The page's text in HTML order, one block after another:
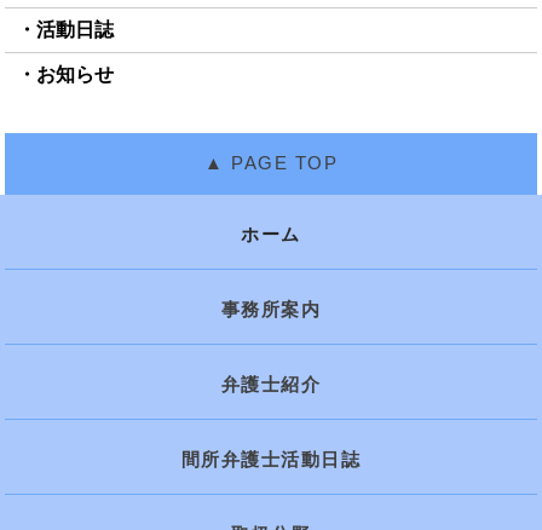
活動日誌
お知らせ
ホーム
事務所案内
弁護士紹介
間所弁護士活動日誌